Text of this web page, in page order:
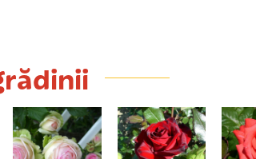
Pink Peony Black Magic